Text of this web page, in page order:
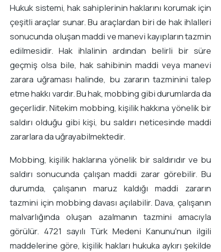
Hukuk sistemi, hak sahiplerinin haklarını korumak için
çeşitli araçlar sunar. Bu araçlardan biri de hak ihlalleri
sonucunda oluşan maddi ve manevi kayıpların tazmin
edilmesidir. Hak ihlalinin ardından belirli bir süre
geçmiş olsa bile, hak sahibinin maddi veya manevi
zarara uğraması halinde, bu zararın tazminini talep
etme hakkı vardır. Bu hak, mobbing gibi durumlarda da
geçerlidir. Nitekim mobbing, kişilik hakkına yönelik bir
saldırı olduğu gibi kişi, bu saldırı neticesinde maddi
zararlara da uğrayabilmektedir.
Mobbing, kişilik haklarına yönelik bir saldırıdır ve bu
saldırı sonucunda çalışan maddi zarar görebilir. Bu
durumda, çalışanın maruz kaldığı maddi zararın
tazmini için mobbing davası açılabilir. Dava, çalışanın
malvarlığında oluşan azalmanın tazmini amacıyla
görülür. 4721 sayılı Türk Medeni Kanunu'nun ilgili
maddelerine göre, kişilik hakları hukuka aykırı şekilde